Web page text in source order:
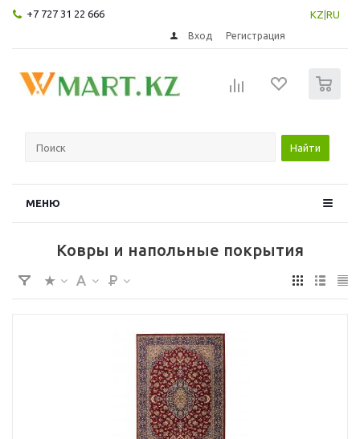
+7 727 31 22 666 KZ RU
Вход Регистрация
Найти
МЕНЮ
Ковры и напольные покрытия